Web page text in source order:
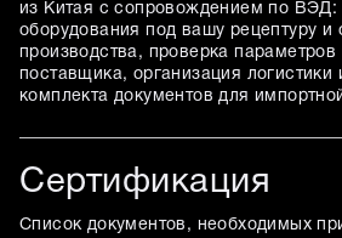
из Китая с сопровождением по
оборудования под вашу рецептуру и
производства, проверка параметров
поставщика, организация логистики
комплекта документов для
Сертификация
Список документов, необходимых